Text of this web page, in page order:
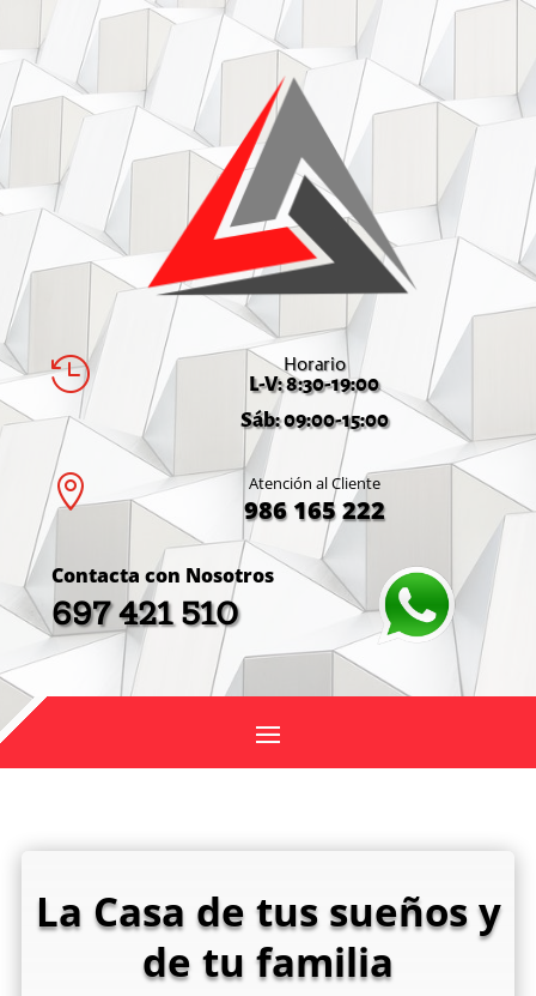
 Horario
L-V: 8:30-19:00
Sáb: 09:00-15:00
 Atención al Cliente
986 165 222
Contacta con Nosotros
697 421 510
La Casa de tus sueños y
de tu familia